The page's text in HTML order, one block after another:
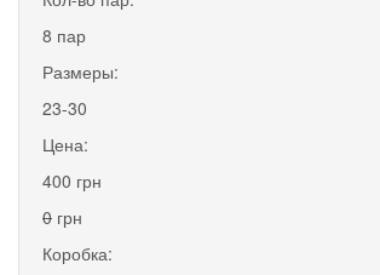
8 пар
Размеры:
23-30
Цена:
400 грн
0 грн
Коробка: